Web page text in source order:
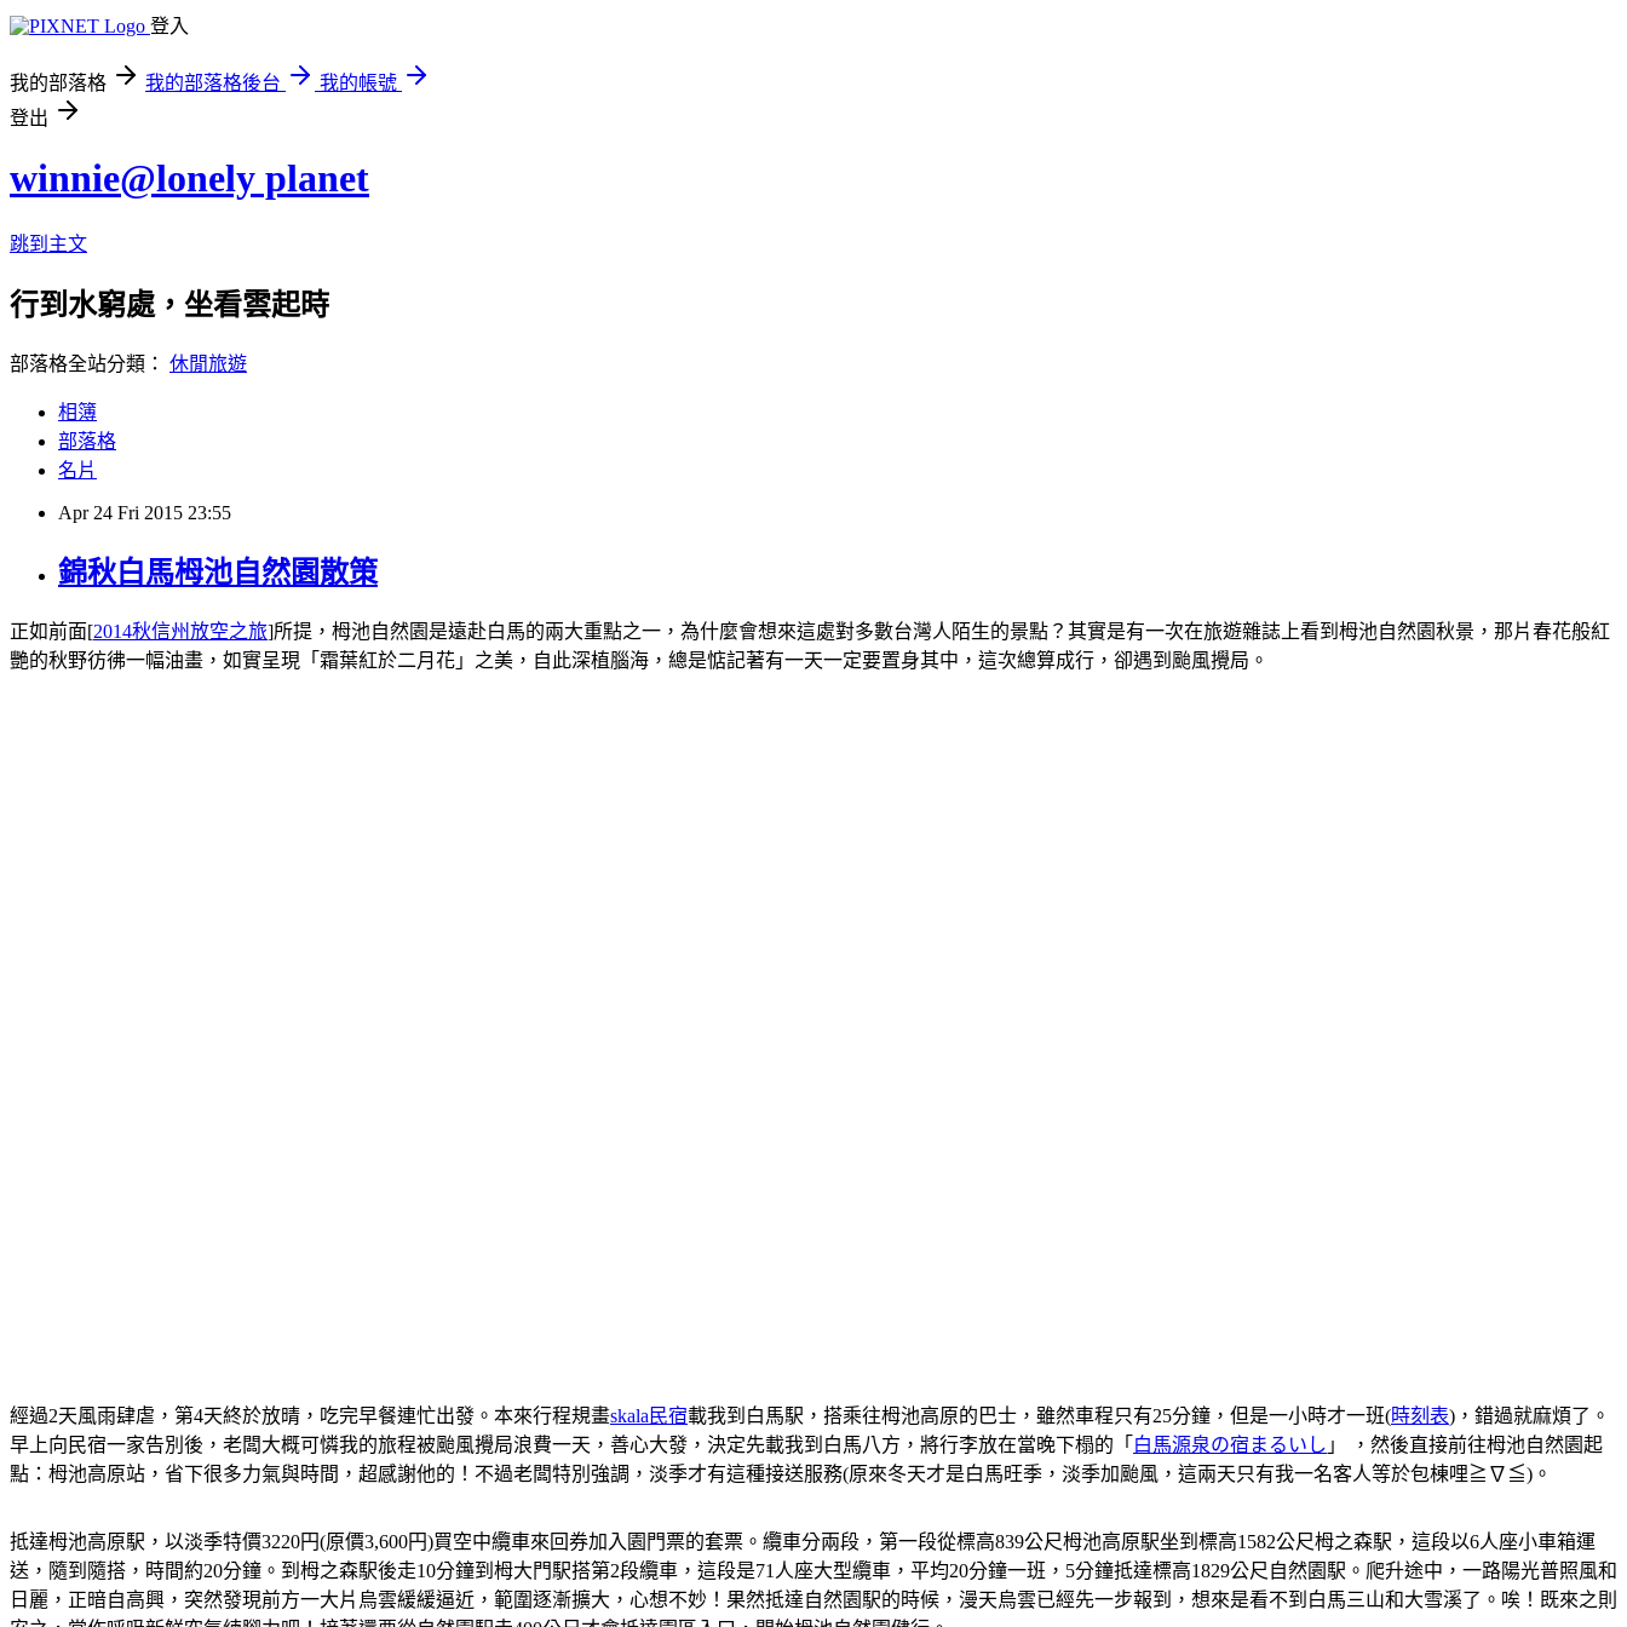
登入
我的部落格 我的部落格後台
我的帳號
登出
winnie@lonely planet
跳到主文
行到水窮處，坐看雲起時
部落格全站分類： 休閒旅遊
相簿
部落格
名片
Apr 24 Fri 2015 23:55
錦秋白馬栂池自然園散策
正如前面[2014秋信州放空之旅]所提，栂池自然園是遠赴白馬的兩大重點之一，為什麼會想來這處對多數台灣人陌生的景點？其實是有一次在旅遊雜誌上看到栂池自然園秋景，那片春花般紅
艷的秋野彷彿一幅油畫，如實呈現「霜葉紅於二月花」之美，自此深植腦海，總是惦記著有一天一定要置身其中，這次總算成行，卻遇到颱風攪局。
經過2天風雨肆虐，第4天終於放晴，吃完早餐連忙出發。本來行程規畫skala民宿載我到白馬駅，搭乘往栂池高原的巴士，雖然車程只有25分鐘，但是一小時才一班(時刻表)，錯過就麻煩了。
早上向民宿一家告別後，老闆大概可憐我的旅程被颱風攪局浪費一天，善心大發，決定先載我到白馬八方，將行李放在當晚下榻的「 白馬源泉の宿まるいし 」 ，然後直接前往栂池自然園起
點：栂池高原站，省下很多力氣與時間，超感謝他的！不過老闆特別強調，淡季才有這種接送服務(原來冬天才是白馬旺季，淡季加颱風，這兩天只有我一名客人等於包棟哩≧∇≦)。
抵達栂池高原駅，以淡季特價3220円(原價3,600円)買空中纜車來回券加入園門票的套票。纜車分兩段，第一段從標高839公尺栂池高原駅坐到標高1582公尺栂之森駅，這段以6人座小車箱運
送，隨到隨搭，時間約20分鐘。到栂之森駅後走10分鐘到栂大門駅搭第2段纜車，這段是71人座大型纜車，平均20分鐘一班，5分鐘抵達標高1829公尺自然園駅。爬升途中，一路陽光普照風和
日麗，正暗自高興，突然發現前方一大片烏雲緩緩逼近，範圍逐漸擴大，心想不妙！果然抵達自然園駅的時候，漫天烏雲已經先一步報到，想來是看不到白馬三山和大雪溪了。唉！既來之則